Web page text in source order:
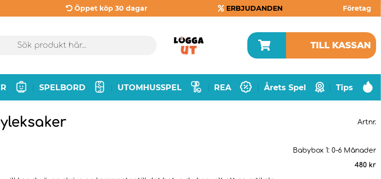
Öppet köp 30 dagar ERBJUDANDEN Företag
TILL KASSAN
SPELBORD UTOMHUSSPEL REA Årets Spel Tips
Artnr.
Babybox 1: 0-6 Månader
480 kr